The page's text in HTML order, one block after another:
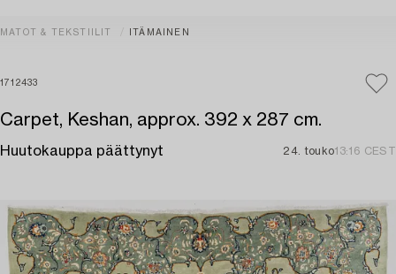
MATOT & TEKSTIILIT ITÄMAINEN
1712433
Carpet, Keshan, approx. 392 x 287 cm.
Huutokauppa päättynyt 24. touko13:16 CEST